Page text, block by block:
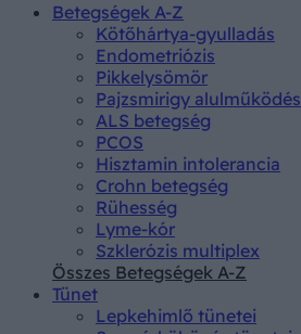
Betegségek A-Z
Kötőhártya-gyulladás
Endometriózis
Pikkelysömör
Pajzsmirigy alulműködés
ALS betegség
PCOS
Hisztamin intolerancia
Crohn betegség
Rühesség
Lyme-kór
Szklerózis multiplex
Összes Betegségek A-Z
Tünet
Lepkehimlő tünetei